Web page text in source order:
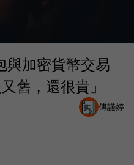
與加密貨幣交易
舊，還很貴」
傅讌婷